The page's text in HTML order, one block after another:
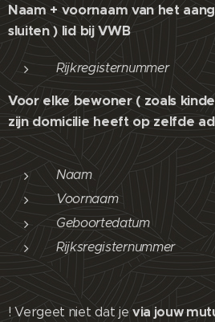
Naam + voornaam van het
sluiten ) lid bij VWB
Rijkregisternummer
Voor elke bewoner ( zoals
zijn domicilie heeft op zelfde
Naam
Voornaam
Geboortedatum
Rijksregisternummer
! Vergeet niet dat jevia jouw